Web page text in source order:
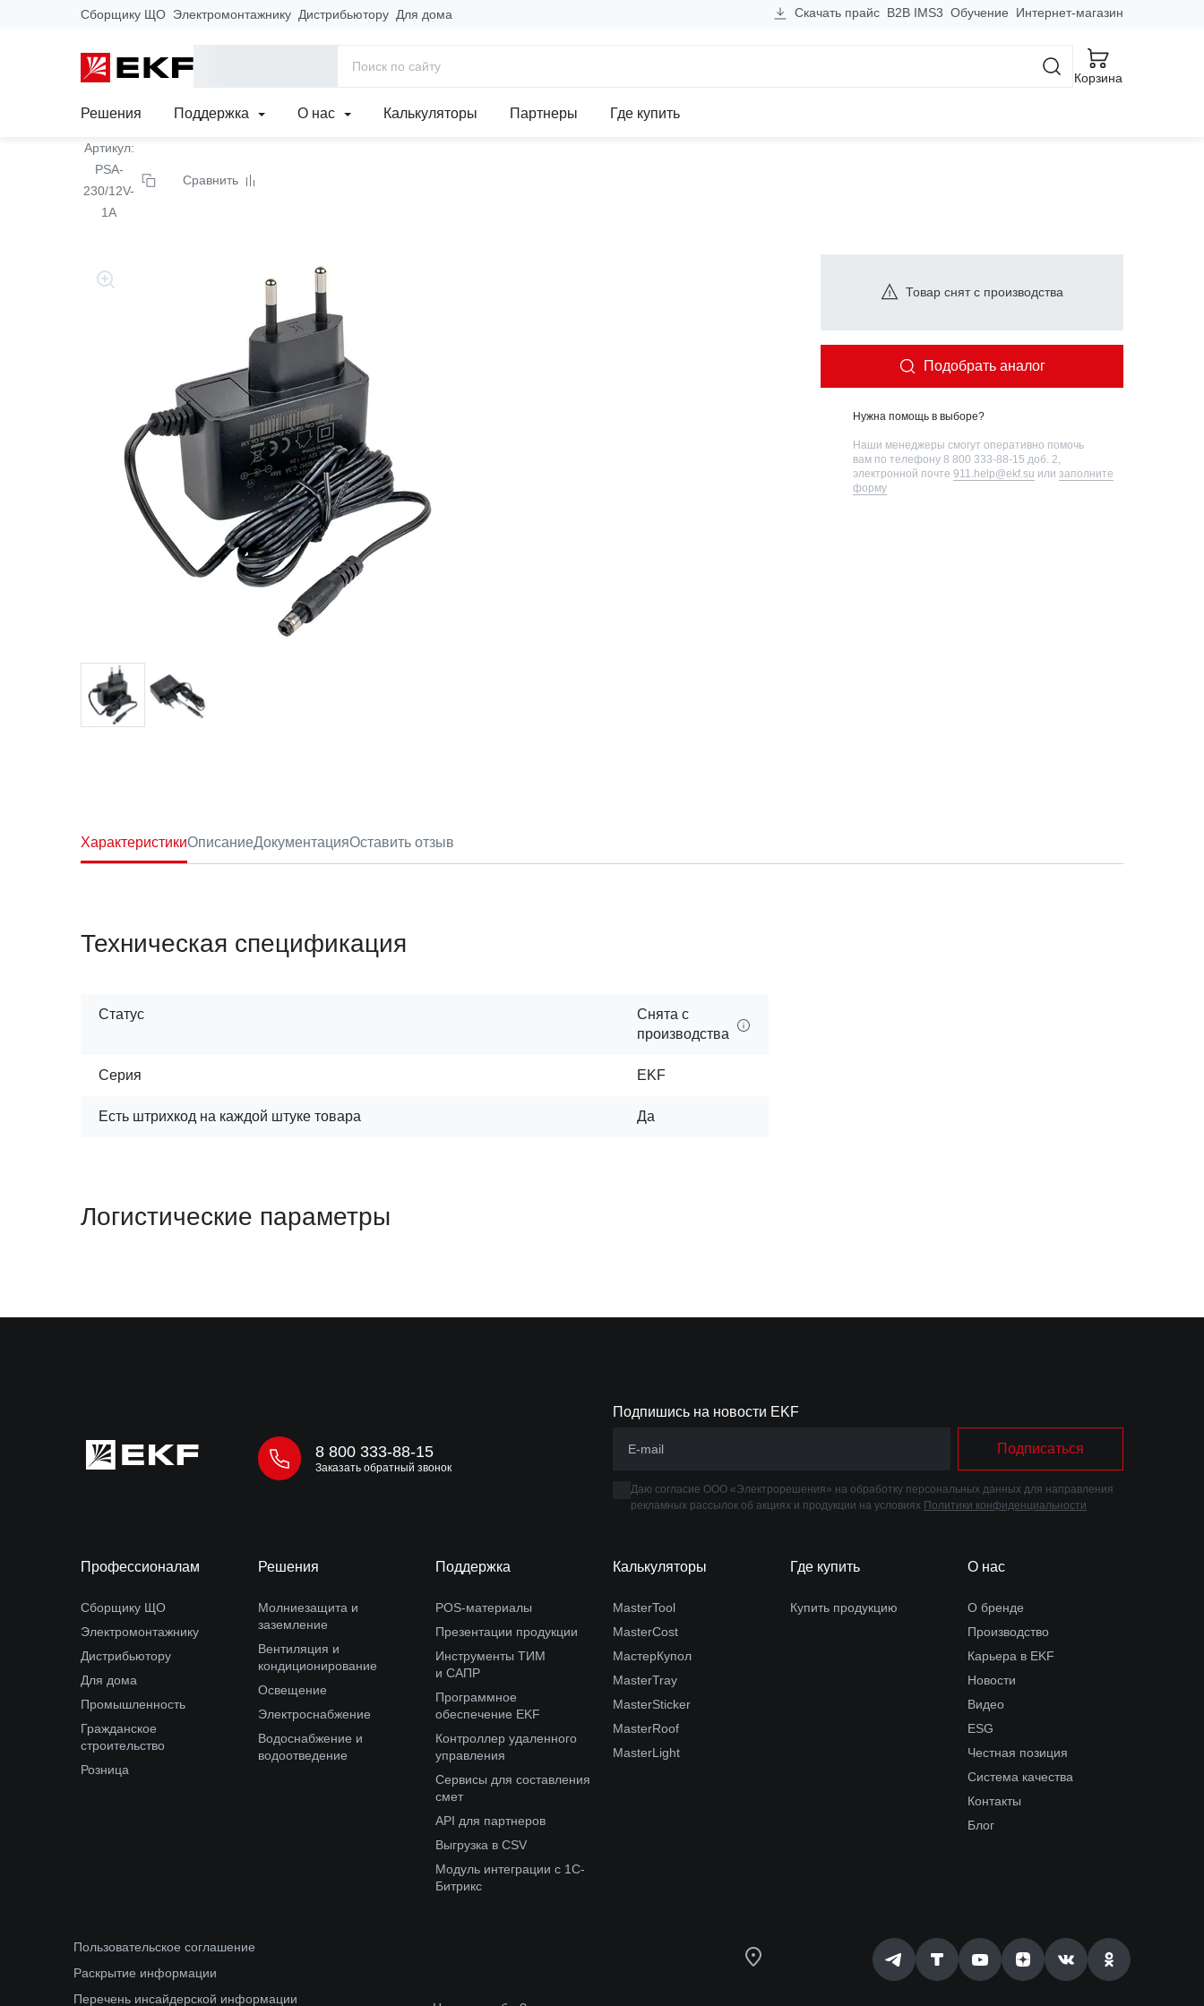
Сборщику ЩО Электромонтажнику Дистрибьютору Для дома Скачать прайс B2B IMS3 Обучение Интернет-магазин
Корзина
Решения Поддержка О нас Калькуляторы Партнеры Где купить
Главная
Блок питания PSA-230/12V-1A EKF PROxima
Артикул:
PSA-
230/12V-
1A
Сравнить
Товар снят с производства
Подобрать аналог
Нужна помощь в выборе?
Наши менеджеры смогут оперативно помочь
вам по телефону 8 800 333-88-15 доб. 2,
электронной почте 911.help@ekf.su или заполните
форму
ХарактеристикиОписаниеДокументацияОставить отзыв
Техническая спецификация
Статус
Снята с
производства
Серия EKF
Есть штрихкод на каждой штуке товара Да
Логистические параметры
8 800 333-88-15
Заказать обратный звонок
Подпишись на новости EKF
Подписаться
Даю согласие ООО «Электрорешения» на обработку персональных данных для направления
рекламных рассылок об акциях и продукции на условиях Политики конфиденциальности
Профессионалам
Сборщику ЩО
Электромонтажнику
Дистрибьютору
Для дома
Промышленность
Гражданское
строительство
Розница
Решения
Молниезащита и
заземление
Вентиляция и
кондиционирование
Освещение
Электроснабжение
Водоснабжение и
водоотведение
Поддержка
POS-материалы
Презентации продукции
Инструменты ТИМ
и САПР
Программное
обеспечение EKF
Контроллер удаленного
управления
Сервисы для составления
смет
API для партнеров
Выгрузка в CSV
Модуль интеграции с 1С-
Битрикс
Калькуляторы
MasterTool
MasterCost
МастерКупол
MasterTray
MasterSticker
MasterRoof
MasterLight
Где купить
Купить продукцию
О нас
О бренде
Производство
Карьера в EKF
Новости
Видео
ESG
Честная позиция
Система качества
Контакты
Блог
Пользовательское соглашение
Раскрытие информации
Перечень инсайдерской информации